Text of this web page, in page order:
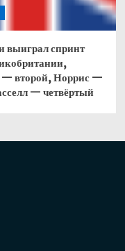
выиграл спринт
— второй, Норрис —
— четвёртый